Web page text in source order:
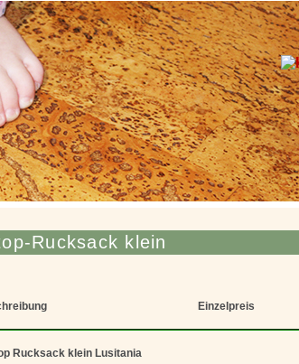
Rucksack klein
Einzelpreis
Rucksack klein Lusitania